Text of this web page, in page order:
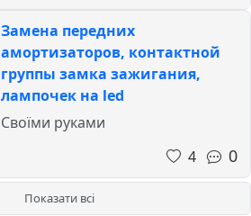
Замена передних
амортизаторов, контактной
группы замка зажигания,
лампочек на led
Своїми руками
4
0
Показати всі